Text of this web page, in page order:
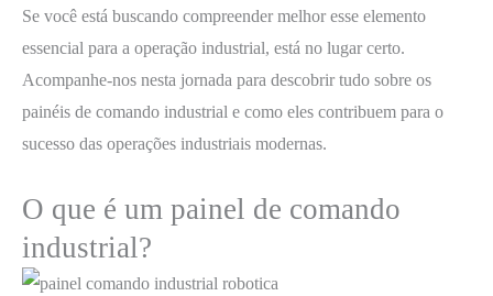
Se você está buscando compreender melhor esse elemento
essencial para a operação industrial, está no lugar certo.
Acompanhe-nos nesta jornada para descobrir tudo sobre os
painéis de comando industrial e como eles contribuem para o
sucesso das operações industriais modernas.
O que é um painel de comando
industrial?